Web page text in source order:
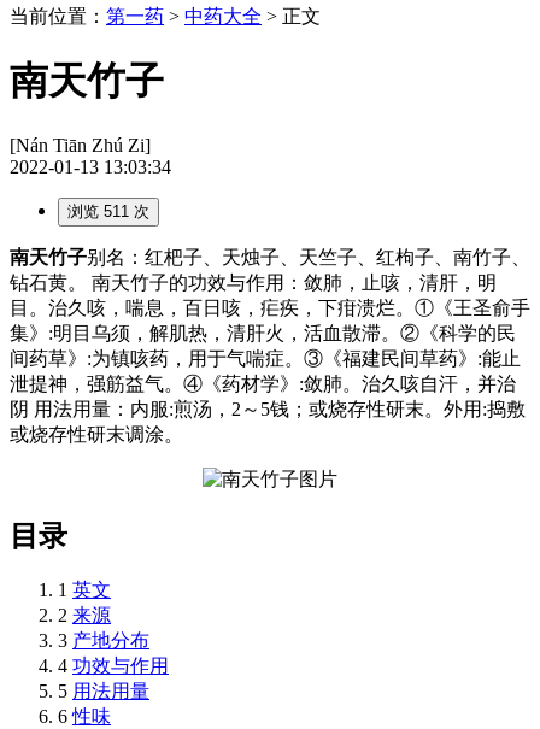
当前位置： 第一药 > 中药大全 > 正文
南天竹子
[Nán Tiān Zhú Zi]
2022-01-13 13:03:34
浏览 511 次
南天竹子别名：红杷子、天烛子、天竺子、红枸子、南竹子、
钻石黄。 南天竹子的功效与作用：敛肺，止咳，清肝，明
目。治久咳，喘息，百日咳，疟疾，下疳溃烂。①《王圣俞手
集》:明目乌须，解肌热，清肝火，活血散滞。②《科学的民
间药草》:为镇咳药，用于气喘症。③《福建民间草药》:能止
泄提神，强筋益气。④《药材学》:敛肺。治久咳自汗，并治
阴 用法用量：内服:煎汤，2～5钱；或烧存性研末。外用:捣敷
或烧存性研末调涂。
目录
1 英文
2 来源
3 产地分布
4 功效与作用
5 用法用量
6 性味